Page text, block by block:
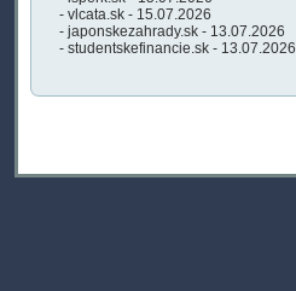
- vlcata.sk - 15.07.2026
- japonskezahrady.sk - 13.07.2026
- studentskefinancie.sk - 13.07.2026